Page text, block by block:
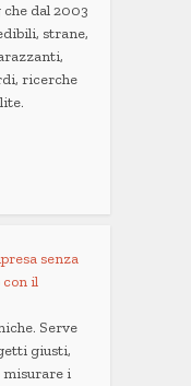
dal 2003
strane,
ricerche
senza
con il
Serve
giusti,
misurare i